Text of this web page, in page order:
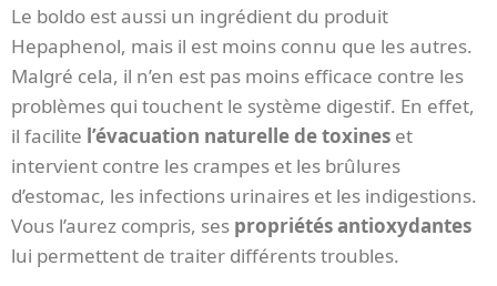
Le boldo est aussi un ingrédient du produit
Hepaphenol, mais il est moins connu que les autres.
Malgré cela, il n’en est pas moins efficace contre les
problèmes qui touchent le système digestif. En effet,
il facilite l’évacuation naturelle de toxines et
intervient contre les crampes et les brûlures
d’estomac, les infections urinaires et les indigestions.
Vous l’aurez compris, ses propriétés antioxydantes
lui permettent de traiter différents troubles.